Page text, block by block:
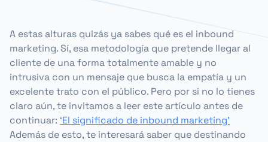
A estas alturas quizás ya sabes qué es el inbound
marketing. Sí, esa metodología que pretende llegar al
cliente de una forma totalmente amable y no
intrusiva con un mensaje que busca la empatía y un
excelente trato con el público. Pero por si no lo tienes
claro aún, te invitamos a leer este artículo antes de
continuar: ‘El significado de inbound marketing’
Además de esto, te interesará saber que destinando